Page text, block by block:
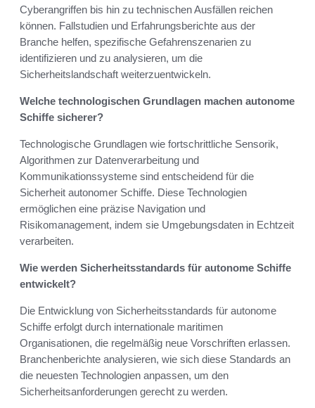
Cyberangriffen bis hin zu technischen Ausfällen reichen
können. Fallstudien und Erfahrungsberichte aus der
Branche helfen, spezifische Gefahrenszenarien zu
identifizieren und zu analysieren, um die
Sicherheitslandschaft weiterzuentwickeln.
Welche technologischen Grundlagen machen autonome
Schiffe sicherer?
Technologische Grundlagen wie fortschrittliche Sensorik,
Algorithmen zur Datenverarbeitung und
Kommunikationssysteme sind entscheidend für die
Sicherheit autonomer Schiffe. Diese Technologien
ermöglichen eine präzise Navigation und
Risikomanagement, indem sie Umgebungsdaten in Echtzeit
verarbeiten.
Wie werden Sicherheitsstandards für autonome Schiffe
entwickelt?
Die Entwicklung von Sicherheitsstandards für autonome
Schiffe erfolgt durch internationale maritimen
Organisationen, die regelmäßig neue Vorschriften erlassen.
Branchenberichte analysieren, wie sich diese Standards an
die neuesten Technologien anpassen, um den
Sicherheitsanforderungen gerecht zu werden.